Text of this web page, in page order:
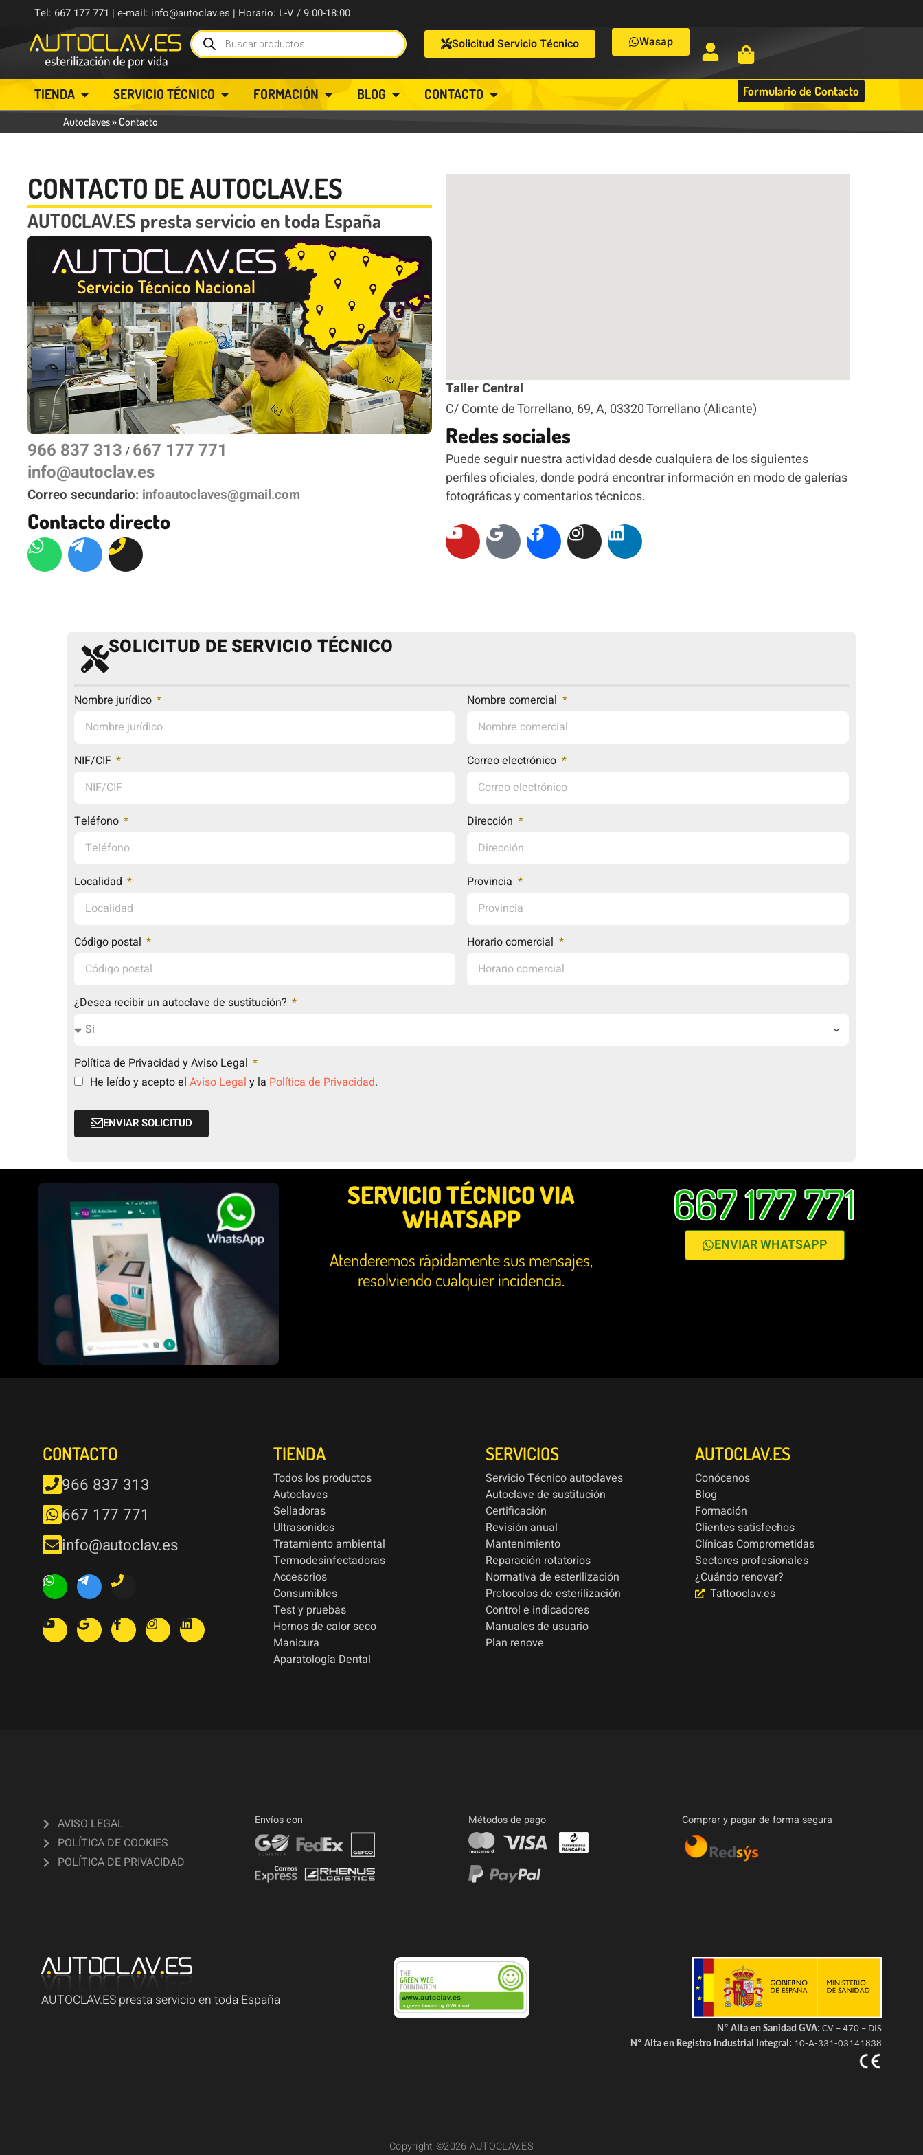
Tel: 667 177 771 | e-mail: info@autoclav.es | Horario: L-V / 9:00-18:00
Solicitud Servicio Técnico Wasap
TIENDA SERVICIO TÉCNICO FORMACIÓN BLOG CONTACTO Formulario de Contacto
Autoclaves» Contacto
CONTACTO DE AUTOCLAV.ES
AUTOCLAV.ES presta servicio en toda España
966 837 313/667 177 771
info@autoclav.es
Correo secundario: infoautoclaves@gmail.com
Contacto directo
Taller Central
C/ Comte de Torrellano, 69, A, 03320 Torrellano (Alicante)
Redes sociales
Puede seguir nuestra actividad desde cualquiera de los siguientes
perfiles oficiales, donde podrá encontrar información en modo de galerías
fotográficas y comentarios técnicos.
SOLICITUD DE SERVICIO TÉCNICO
Nombre jurídico Nombre comercial
NIF/CIF Correo electrónico
Teléfono Dirección
Localidad Provincia
Código postal Horario comercial
¿Desea recibir un autoclave de sustitución?
Política de Privacidad y Aviso Legal
He leído y acepto el Aviso Legal y la Política de Privacidad.
ENVIAR SOLICITUD
SERVICIO TÉCNICO VIA
WHATSAPP
Atenderemos rápidamente sus mensajes,
resolviendo cualquier incidencia.
667 177 771
ENVIAR WHATSAPP
CONTACTO
966 837 313
667 177 771
info@autoclav.es
TIENDA
Todos los productos
Autoclaves
Selladoras
Ultrasonidos
Tratamiento ambiental
Termodesinfectadoras
Accesorios
Consumibles
Test y pruebas
Hornos de calor seco
Manicura
Aparatología Dental
SERVICIOS
Servicio Técnico autoclaves
Autoclave de sustitución
Certificación
Revisión anual
Mantenimiento
Reparación rotatorios
Normativa de esterilización
Protocolos de esterilización
Control e indicadores
Manuales de usuario
Plan renove
AUTOCLAV.ES
Conócenos
Blog
Formación
Clientes satisfechos
Clínicas Comprometidas
Sectores profesionales
¿Cuándo renovar?
Tattooclav.es
AVISO LEGAL
POLÍTICA DE COOKIES
POLÍTICA DE PRIVACIDAD
Envíos con Métodos de pago Comprar y pagar de forma segura
AUTOCLAV.ES presta servicio en toda España
Nº Alta en Sanidad GVA: CV – 470 – DIS
Nº Alta en Registro Industrial Integral: 10-A-331-03141838
Copyright ©2026 AUTOCLAV.ES